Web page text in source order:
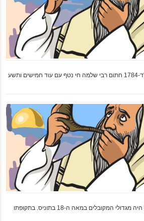
הר"ח אלול שנת "עד עת"-תקמ"ד-1784 חתום רבי שלמה חי נטף עם עוד חמישים ותשע
רבי יוסף בר ישועה סדבון זצ"ל היה מגדולי המקובלים במאה ה-18 בתוניס. בתקופתו